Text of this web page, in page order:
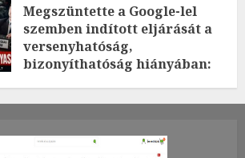
Megszüntette a Google-lel
szemben indított eljárását a
versenyhatóság,
bizonyíthatóság hiányában:
2026.JÚLIUS.23. CSÜTÖRTÖK.
0